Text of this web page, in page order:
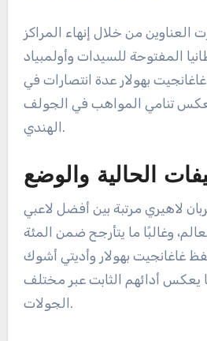
من خلال إنهاء المراكز
المفتوحة للسيدات وأولمبياد
بهولار عدة انتصارات في
تنامي المواهب في الجولف
الهندي.
الحالية والوضع
لاهيري مرتبة بين أفضل لاعبي
وغالبًا ما يتأرجح ضمن المئة
غاغانجيت بهولار وأديتي أشوك
يعكس أدائهم الثابت عبر مختلف
الجولات.